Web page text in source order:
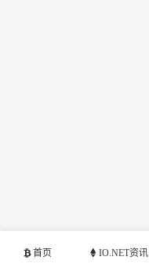
首页 IO.NET资讯